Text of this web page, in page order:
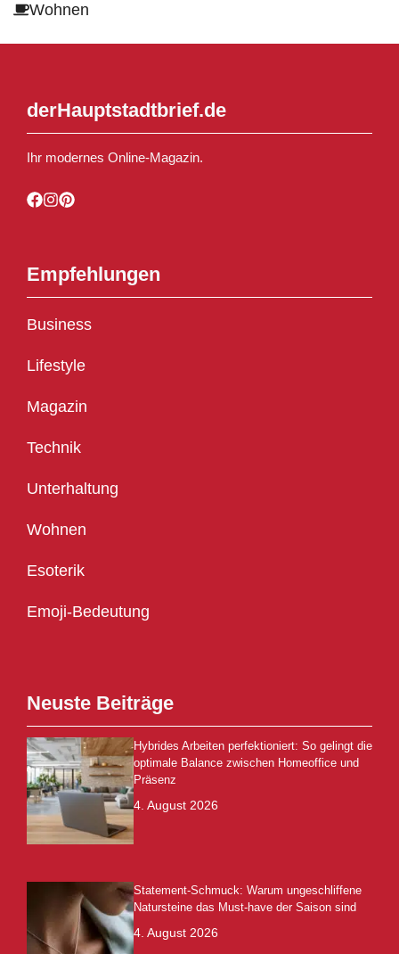
Wohnen
derHauptstadtbrief.de
Ihr modernes Online-Magazin.
Empfehlungen
Business
Lifestyle
Magazin
Technik
Unterhaltung
Wohnen
Esoterik
Emoji-Bedeutung
Neuste Beiträge
Hybrides Arbeiten perfektioniert: So gelingt die
optimale Balance zwischen Homeoffice und
Präsenz
4. August 2026
Statement-Schmuck: Warum ungeschliffene
Natursteine das Must-have der Saison sind
4. August 2026